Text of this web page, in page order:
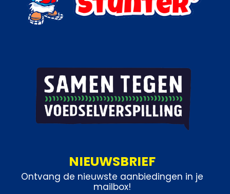
NIEUWSBRIEF
Ontvang de nieuwste aanbiedingen in je
mailbox!